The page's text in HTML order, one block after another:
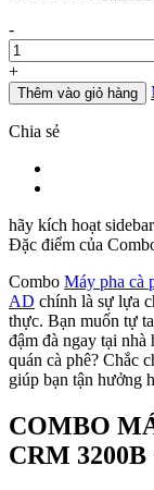
Số
lượng
-
+
Thêm vào giỏ hàng
Chia sẻ
hãy kích hoạt
Đặc điểm của
Combo Máy pha cà
AD chính là sự lựa
thực. Bạn muốn tự
đậm đà ngay tại
quán cà phê? Chắc
giúp bạn tận hưởng
COMBO
CRM